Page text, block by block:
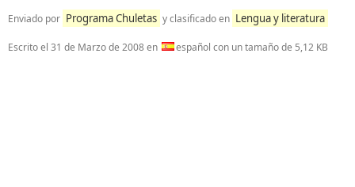
Enviado por Programa Chuletas y clasificado en Lengua y literatura
Escrito el 31 de Marzo de 2008en español con un tamaño de 5,12 KB